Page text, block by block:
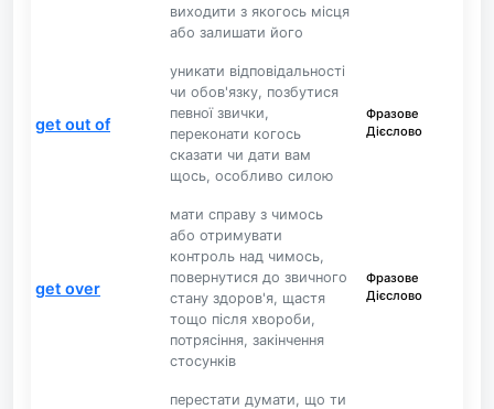
виходити з якогось місця
або залишати його
get out of
уникати відповідальності
чи обов'язку, позбутися
певної звички,
переконати когось
сказати чи дати вам
щось, особливо силою
Фразове
Дієслово
get over
мати справу з чимось
або отримувати
контроль над чимось,
повернутися до звичного
стану здоров'я, щастя
тощо після хвороби,
потрясіння, закінчення
стосунків
Фразове
Дієслово
перестати думати, що ти